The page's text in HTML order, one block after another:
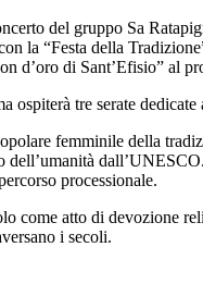
del gruppo Sa
la “Festa della
d’oro di Sant’Efisio” al
tre serate
femminile della
processionale.
come atto di devozione
i secoli.